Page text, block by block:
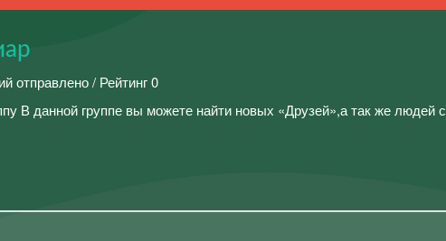
отправлено / Рейтинг 0
В данной группе вы можете найти новых «Друзей»,а так же людей с